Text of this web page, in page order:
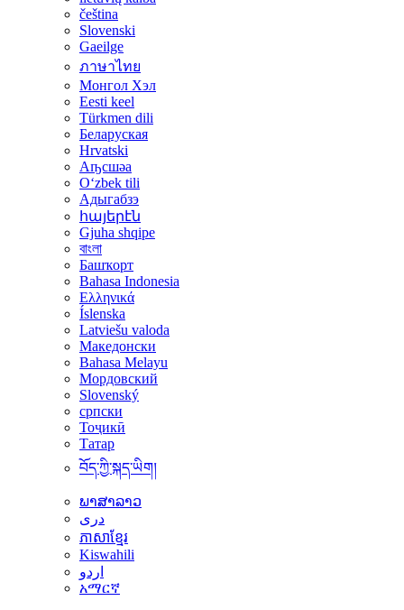
čeština
Slovenski
Gaeilge
ภาษาไทย
Монгол Хэл
Eesti keel
Türkmen dili
Беларуская
Hrvatski
Аҧсшәа
Oʻzbek tili
Адыгабзэ
հայերէն
Gjuha shqipe
বাংলা
Башҡорт
Bahasa Indonesia
Ελληνικά
Íslenska
Latviešu valoda
Македонски
Bahasa Melayu
Мордовский
Slovenský
српски
Тоҷикӣ
Татар
བོད་ཀྱི་སྐད་ཡིག།
ພາສາລາວ
دری
ភាសាខ្មែរ
Kiswahili
اردو
አማርኛ